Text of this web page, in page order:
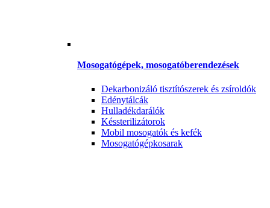
Mosogatógépek, mosogatóberendezések
Dekarbonizáló tisztítószerek és zsíroldók
Edénytálcák
Hulladékdarálók
Késsterilizátorok
Mobil mosogatók és kefék
Mosogatógépkosarak